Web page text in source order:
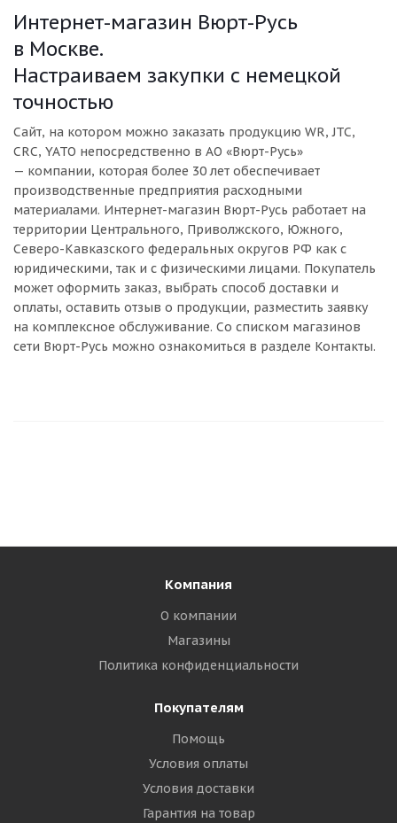
Интернет-магазин Вюрт-Русь
в Москве.
Настраиваем закупки с немецкой
точностью
Сайт, на котором можно заказать продукцию WR, JTC,
CRC, YATO непосредственно в АО «Вюрт-Русь»
— компании, которая более 30 лет обеспечивает
производственные предприятия расходными
материалами. Интернет-магазин Вюрт-Русь работает на
территории Центрального, Приволжского, Южного,
Северо-Кавказского федеральных округов РФ как с
юридическими, так и с физическими лицами. Покупатель
может оформить заказ, выбрать способ доставки и
оплаты, оставить отзыв о продукции, разместить заявку
на комплексное обслуживание. Со списком магазинов
сети Вюрт-Русь можно ознакомиться в разделе Контакты.
Компания
О компании
Магазины
Политика конфиденциальности
Покупателям
Помощь
Условия оплаты
Условия доставки
Гарантия на товар